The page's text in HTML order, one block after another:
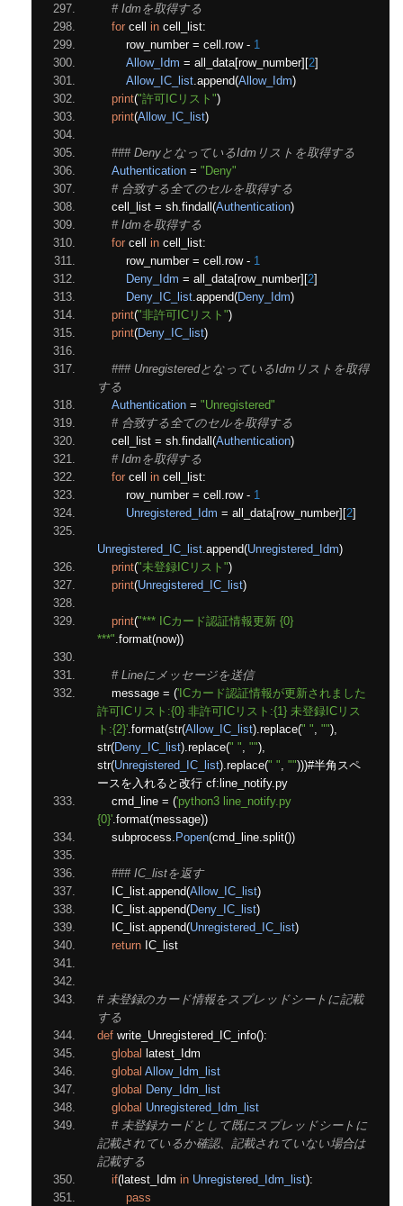
# Idmを取得する
for cell in cell_list:
        row_number
= cell .row - 1
Allow_Idm = all_data[row_number][2]
Allow_IC_list.append(Allow_Idm)
print("許可ICリスト")
print(Allow_IC_list)
### DenyとなっているIdmリストを取得する
Authentication = "Deny"
# 合致する全てのセルを取得する
    cell_list
= sh.findall (Authentication)
# Idmを取得する
for cell in cell_list:
        row_number
= cell .row - 1
Deny_Idm = all_data[row_number][2]
Deny_IC_list.append(Deny_Idm)
print("非許可ICリスト")
print(Deny_IC_list)
### UnregisteredとなっているIdmリストを取得
する
Authentication = "Unregistered"
# 合致する全てのセルを取得する
    cell_list
= sh.findall (Authentication)
# Idmを取得する
for cell in cell_list:
        row_number
= cell .row - 1
Unregistered_Idm = all_data[row_number][2]
Unregistered_IC_list.append(Unregistered_Idm)
print("未登録ICリスト")
print(Unregistered_IC_list)
print("*** ICカード認証情報更新 {0}
***".format(now))
# Lineにメッセージを送信
    message
= ('ICカード認証情報が更新されました
許可ICリスト:{0} 非許可ICリスト:{1} 未登録ICリス
ト:{2}'.format(str(Allow_IC_list).replace(" ", ""),
str(Deny_IC_list).replace(" ", ""),
str(Unregistered_IC_list).replace(" ", "")))#半角スペ
ースを入れると改行 cf: line_notify.py
    cmd_line
= ('python3 line_notify.py
{0}'.format(message))
    subprocess
. Popen(cmd_line.split())
### IC_listを返す
    IC_list
.append(Allow_IC_list)
    IC_list
.append(Deny_IC_list)
    IC_list
.append(Unregistered_IC_list)
return IC_list
# 未登録のカード情報をスプレッドシートに記載
する
def write_Unregistered_IC_info():
global latest_Idm
global Allow_Idm_list
global Deny_Idm_list
global Unregistered_Idm_list
# 未登録カードとして既にスプレッドシートに
記載されているか確認、記載されていない場合は
記載する
if( latest_Idm in Unregistered_Idm_list):
pass